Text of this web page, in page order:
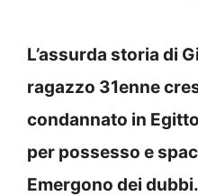
L’assurda storia di
ragazzo 31enne
condannato in
per possesso e
Emergono dei dubbi.